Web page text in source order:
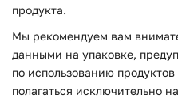
продукта.
Мы рекомендуем вам
данными на упаковке,
по использованию
полагаться исключительно